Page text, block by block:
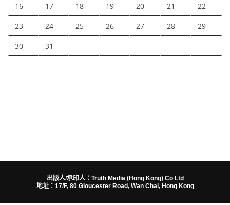
16 17 18 19 20 21 22
23 24 25 26 27 28 29
30 31
出版人/承印人：Truth Media (Hong Kong) Co Ltd
地址：17/F, 80 Gloucester Road, Wan Chai, Hong Kong